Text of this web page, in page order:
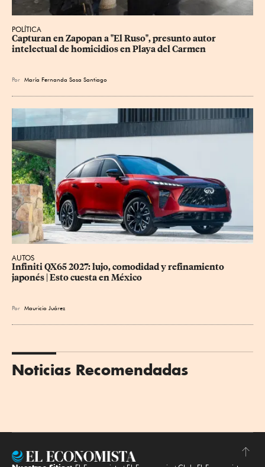
POLÍTICA
Capturan en Zapopan a "El Ruso", presunto autor
intelectual de homicidios en Playa del Carmen
Por María Fernanda Sosa Santiago
AUTOS
Infiniti QX65 2027: lujo, comodidad y refinamiento
japonés | Esto cuesta en México
Por Mauricio Juárez
Noticias Recomendadas